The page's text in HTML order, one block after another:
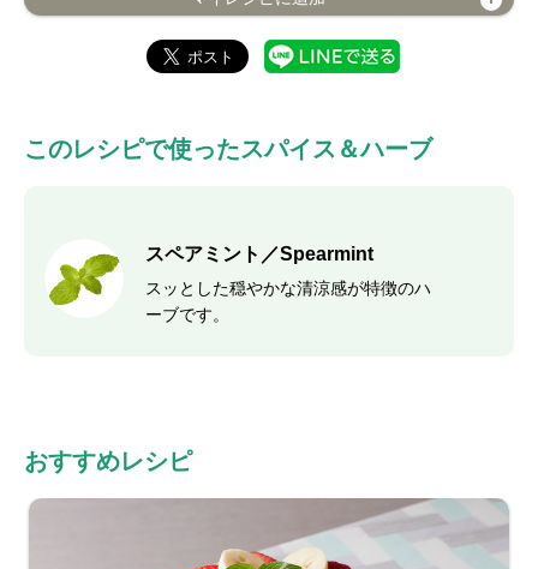
このレシピで使ったスパイス＆ハーブ
スペアミント／Spearmint
スッとした穏やかな清涼感が特徴のハ
ーブです。
おすすめレシピ